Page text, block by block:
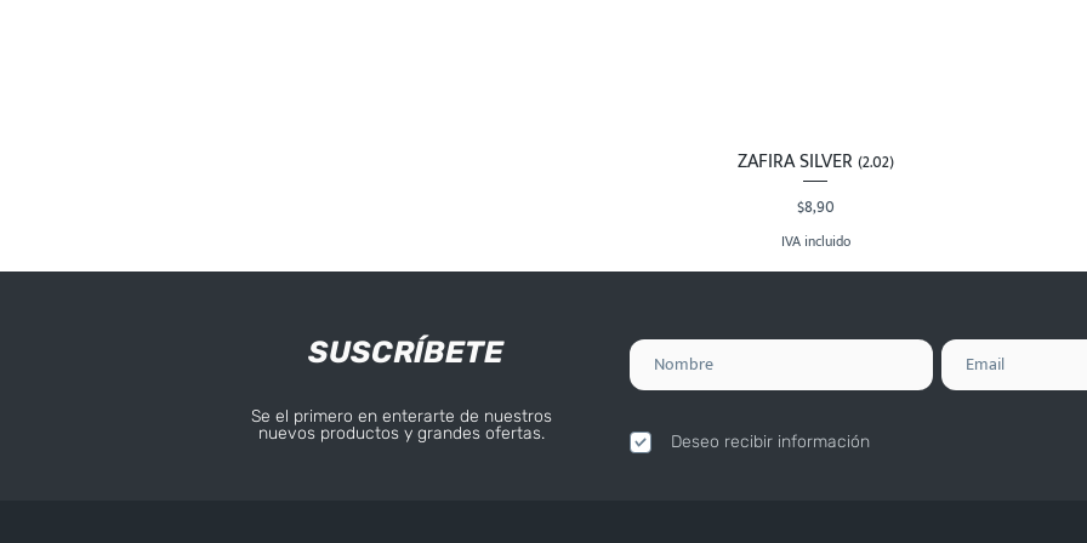
Vista rápida
ZAFIRA SILVER (2.02)
Precio
$8,90
IVA incluido
SUSCRÍBETE
Se el primero en enterarte de nuestros
nuevos productos y grandes ofertas.
Deseo recibir información